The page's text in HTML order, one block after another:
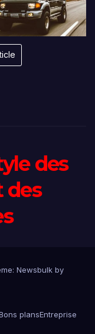
des
des
Newsbulk by
plansEntreprise